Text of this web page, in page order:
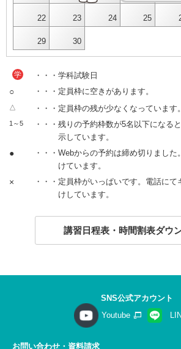
22 23 24 25
29 30
学 ・・・学科試験日
○ ・・・定員枠に空きがあります。
△ ・・・定員枠の残が少なくなっています。
1～5
・・・残りの予約枠数が5名以下になる
示しています。
●
・・・Webからの予約は締め切りまし
けています。
×
・・・定員枠がいっぱいです。電話に
けしています。
講習日程表・時間割表ダウ
SNS公式アカウント
Youtube
お問い合わせ・資料請求